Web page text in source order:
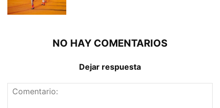
NO HAY COMENTARIOS
Dejar respuesta